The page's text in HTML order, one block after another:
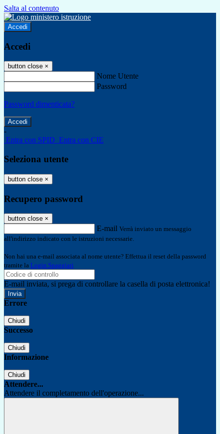
Salta al contenuto
Accedi
Accedi
button close ×
Nome Utente
Password
Password dimenticata?
-
Entra con SPID Entra con CIE
Seleziona utente
button close ×
Recupero password
button close ×
E-mail Verrà inviato un messaggio
all'indirizzo indicato con le istruzioni necessarie.
Non hai una e-mail associata al nome utente? Effettua il reset della password
tramite la Login Spaggiari
E-mail inviata, si prega di controllare la casella di posta elettronica!
Errore
Chiudi
Successo
Chiudi
Informazione
Chiudi
Attendere...
Attendere il completamento dell'operazione...